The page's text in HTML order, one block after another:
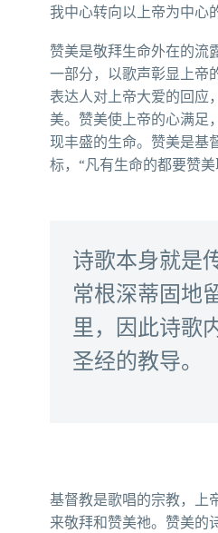
我中心转向以上帝为中心
赞美是敬拜生命外在的流
一部分，以歌声彰显上帝
表达人对上帝大爱的回应
美。赞美使上帝的心满足
现丰盛的生命。赞美是基
标，“凡有生命的都要赞美
诗歌本身就是
常根深蒂固地
里，因此诗歌
圣经的教导。
基督教是歌唱的宗教，上
来敬拜和赞美祂。赞美的